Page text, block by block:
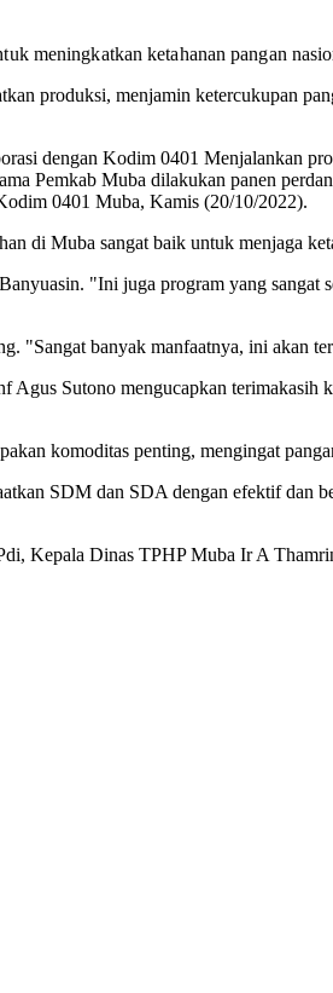
meningkatkan ketahanan pangan
produksi, menjamin ketercukupan
dengan Kodim 0401 Menjalankan
Pemkab Muba dilakukan panen
0401 Muba, Kamis (20/10/2022).
di Muba sangat baik untuk menjaga
"Ini juga program yang sangat
"Sangat banyak manfaatnya, ini akan
Sutono mengucapkan terimakasih
komoditas penting, mengingat
SDM dan SDA dengan efektif dan
Kepala Dinas TPHP Muba Ir A